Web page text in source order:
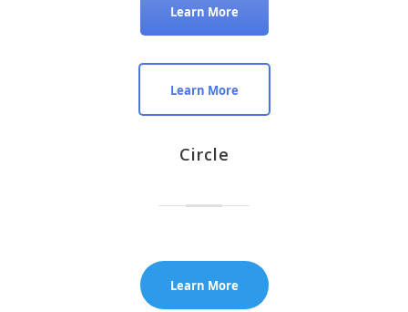
Learn More
Learn More
Circle
Learn More